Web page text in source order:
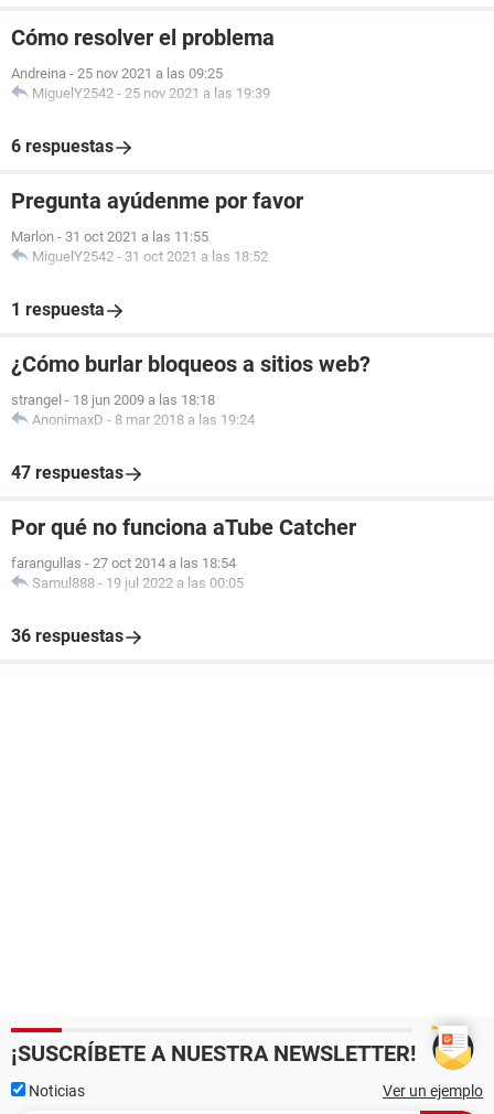
Cómo resolver el problema
Andreina - 25 nov 2021 a las 09:25
MiguelY2542 - 25 nov 2021 a las 19:39
6 respuestas
Pregunta ayúdenme por favor
Marlon - 31 oct 2021 a las 11:55
MiguelY2542 - 31 oct 2021 a las 18:52
1 respuesta
¿Cómo burlar bloqueos a sitios web?
strangel - 18 jun 2009 a las 18:18
AnonimaxD - 8 mar 2018 a las 19:24
47 respuestas
Por qué no funciona aTube Catcher
farangullas - 27 oct 2014 a las 18:54
Samul888 - 19 jul 2022 a las 00:05
36 respuestas
¡SUSCRÍBETE A NUESTRA NEWSLETTER!
Noticias Ver un ejemplo